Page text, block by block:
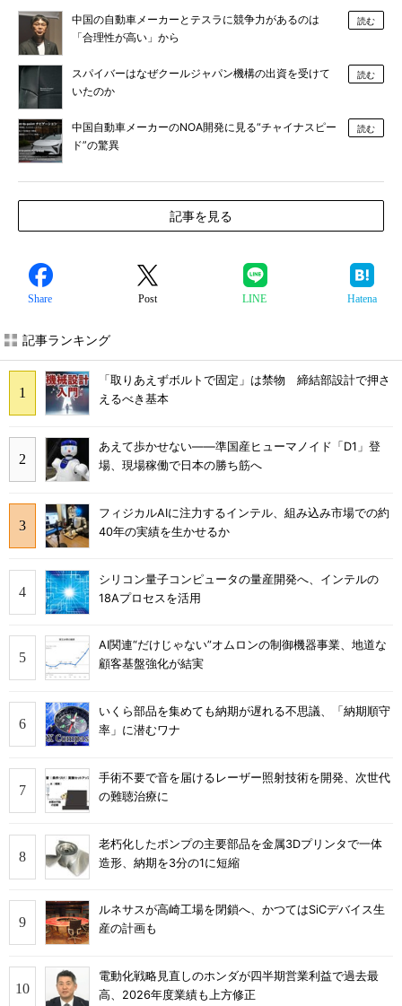
中国の自動車メーカーとテスラに競争力があるのは
「合理性が高い」から
読む
スパイバーはなぜクールジャパン機構の出資を受けて
いたのか
読む
中国自動車メーカーのNOA開発に見る“チャイナスピー
ド”の驚異
読む
記事を見る
Share Post LINE Hatena
記事ランキング
「取りあえずボルトで固定」は禁物 締結部設計で押さ
えるべき基本
あえて歩かせない――準国産ヒューマノイド「D1」登
場、現場稼働で日本の勝ち筋へ
フィジカルAIに注力するインテル、組み込み市場での約
40年の実績を生かせるか
シリコン量子コンピュータの量産開発へ、インテルの
18Aプロセスを活用
AI関連“だけじゃない”オムロンの制御機器事業、地道な
顧客基盤強化が結実
いくら部品を集めても納期が遅れる不思議、「納期順守
率」に潜むワナ
手術不要で音を届けるレーザー照射技術を開発、次世代
の難聴治療に
老朽化したポンプの主要部品を金属3Dプリンタで一体
造形、納期を3分の1に短縮
ルネサスが高崎工場を閉鎖へ、かつてはSiCデバイス生
産の計画も
電動化戦略見直しのホンダが四半期営業利益で過去最
高、2026年度業績も上方修正